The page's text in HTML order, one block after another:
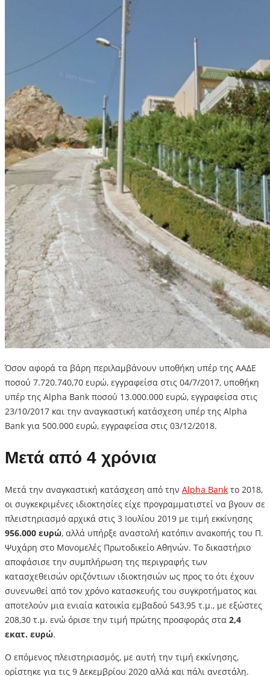
Όσον αφορά τα βάρη περιλαμβάνουν υποθήκη υπέρ της ΑΑΔΕ
ποσού 7.720.740,70 ευρώ, εγγραφείσα στις 04/7/2017, υποθήκη
υπέρ της Alpha Bank ποσού 13.000.000 ευρώ, εγγραφείσα στις
23/10/2017 και την αναγκαστική κατάσχεση υπέρ της Alpha
Bank για 500.000 ευρώ, εγγραφείσα στις 03/12/2018.
Μετά από 4 χρόνια
Μετά την αναγκαστική κατάσχεση από την Alpha Bank το 2018,
οι συγκεκριμένες ιδιοκτησίες είχε προγραμματιστεί να βγουν σε
πλειστηριασμό αρχικά στις 3 Ιουλίου 2019 με τιμή εκκίνησης
956.000 ευρώ, αλλά υπήρξε αναστολή κατόπιν ανακοπής του Π.
Ψυχάρη στο Μονομελές Πρωτοδικείο Αθηνών. Το δικαστήριο
αποφάσισε την συμπλήρωση της περιγραφής των
κατασχεθεισών οριζόντιων ιδιοκτησιών ως προς το ότι έχουν
συνενωθεί από τον χρόνο κατασκευής του συγκροτήματος και
αποτελούν μια ενιαία κατοικία εμβαδού 543,95 τ.μ., με εξώστες
208,30 τ.μ. ενώ όρισε την τιμή πρώτης προσφοράς στα 2,4
εκατ. ευρώ.
Ο επόμενος πλειστηριασμός, με αυτή την τιμή εκκίνησης,
ορίστηκε για τις 9 Δεκεμβρίου 2020 αλλά και πάλι ανεστάλη.